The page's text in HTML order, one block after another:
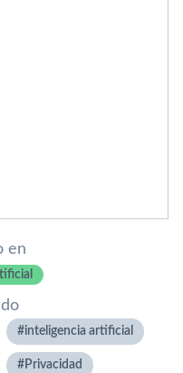
en
inteligencia artificial
Privacidad